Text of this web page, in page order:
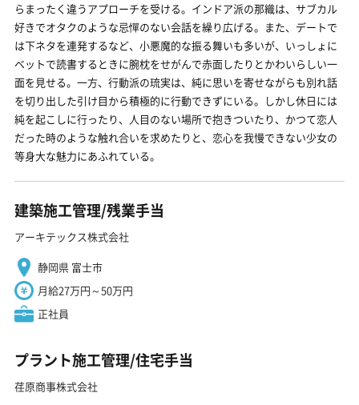
らまったく違うアプローチを受ける。インドア派の那織は、サブカル
好きでオタクのような忌憚のない会話を繰り広げる。また、デートで
は下ネタを連発するなど、小悪魔的な振る舞いも多いが、いっしょに
ベットで読書するときに腕枕をせがんで赤面したりとかわいらしい一
面を見せる。一方、行動派の琉実は、純に思いを寄せながらも別れ話
を切り出した引け目から積極的に行動できずにいる。しかし休日には
純を起こしに行ったり、人目のない場所で抱きついたり、かつて恋人
だった時のような触れ合いを求めたりと、恋心を我慢できない少女の
等身大な魅力にあふれている。
建築施工管理/残業手当
アーキテックス株式会社
静岡県 富士市
月給27万円～50万円
正社員
プラント施工管理/住宅手当
荏原商事株式会社